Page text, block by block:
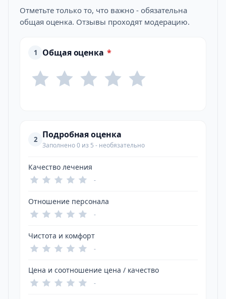
Отметьте только то, что важно - обязательна
общая оценка. Отзывы проходят модерацию.
1 Общая оценка *
2 Подробная оценка
Заполнено 0 из 5 - необязательно
Качество лечения
-
Отношение персонала
-
Чистота и комфорт
-
Цена и соотношение цена / качество
-